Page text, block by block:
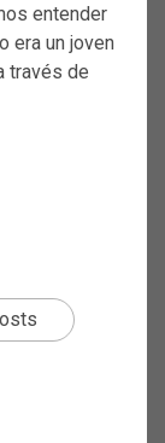
entender
era un joven
través de